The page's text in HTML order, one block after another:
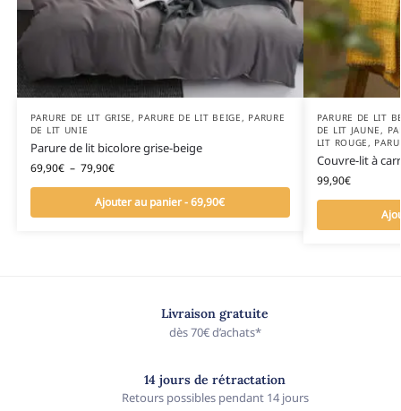
PARURE DE LIT GRISE, PARURE DE LIT BEIGE, PARURE
DE LIT UNIE
Parure de lit bicolore grise-beige
69,90€ – 79,90€
Ajouter au panier - 69,90€
PARURE DE LIT
DE LIT JAUNE,
LIT ROUGE,
Couvre-lit à
99,90€
Livraison gratuite
dès 70€ d’achats*
14 jours de rétractation
Retours possibles pendant 14 jours